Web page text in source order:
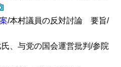
/本村議員の反対討論 要旨/
、与党の国会運営批判/参院